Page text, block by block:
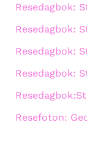
Resedagbok:
Resedagbok:
Resedagbok:
Resedagbok:
Resefoton: